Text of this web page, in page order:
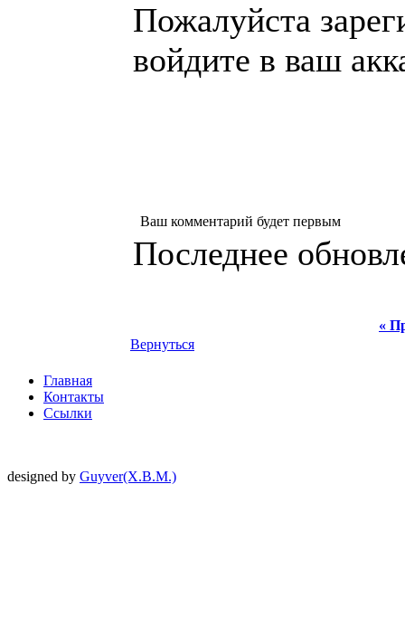
Пожалуйста
войдите в ваш
Ваш комментарий будет первым
Последнее
«
Вернуться
Главная
Контакты
Ссылки
designed by Guyver(X.B.M.)